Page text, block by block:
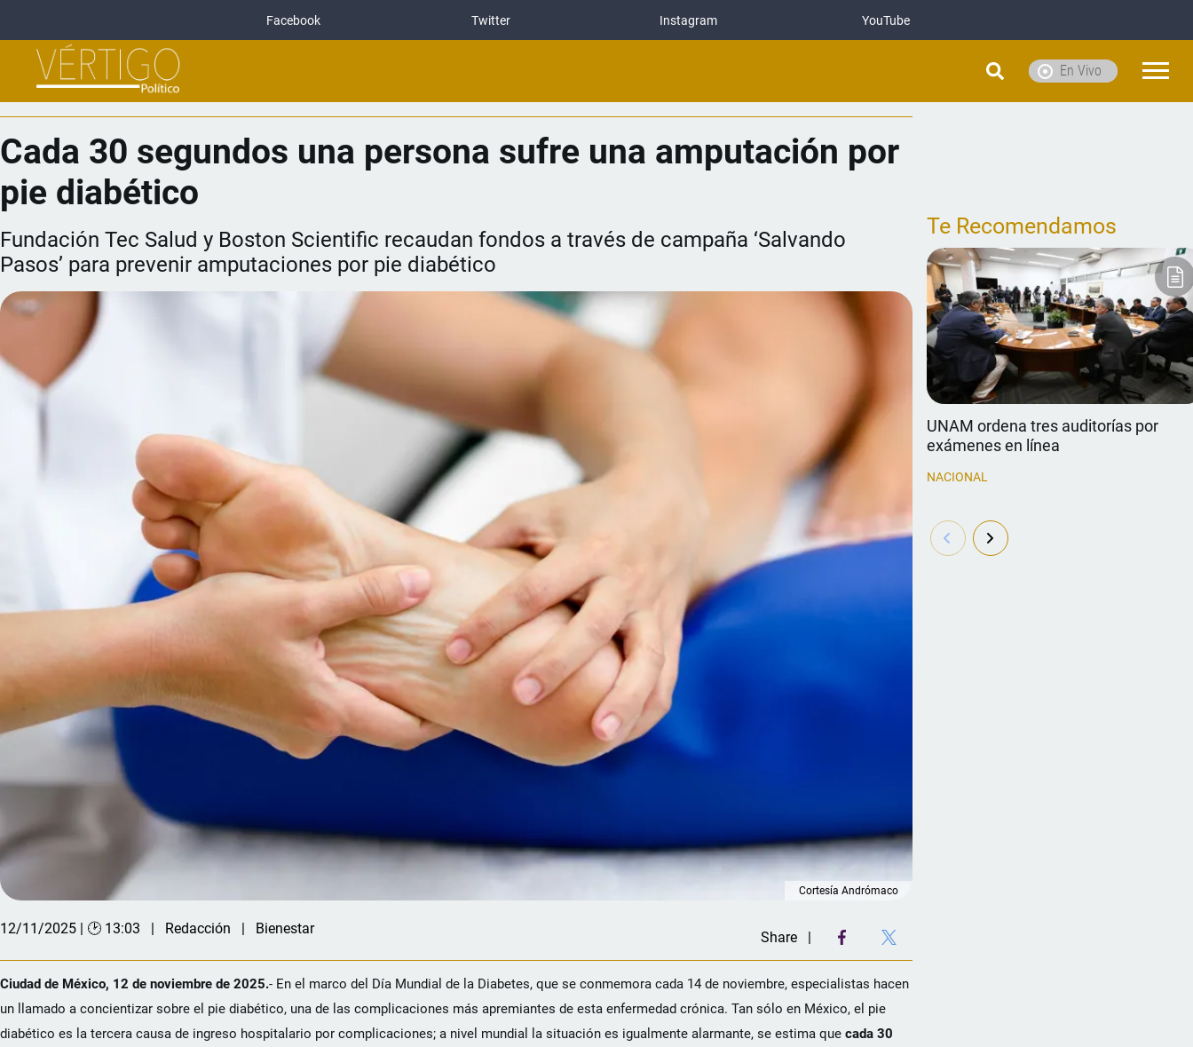
Facebook Twitter Instagram YouTube
En Vivo
Cada 30 segundos una persona sufre una amputación por
pie diabético
Fundación Tec Salud y Boston Scientific recaudan fondos a través de campaña ‘Salvando
Pasos’ para prevenir amputaciones por pie diabético
Cortesía Andrómaco
12/11/2025 | 🕑 13:03 Redacción Bienestar
Share
Ciudad de México, 12 de noviembre de 2025.- En el marco del Día Mundial de la Diabetes, que se conmemora cada 14 de noviembre, especialistas hacen
un llamado a concientizar sobre el pie diabético, una de las complicaciones más apremiantes de esta enfermedad crónica. Tan sólo en México, el pie
diabético es la tercera causa de ingreso hospitalario por complicaciones; a nivel mundial la situación es igualmente alarmante, se estima que cada 30
Te Recomendamos
UNAM ordena tres auditorías por
exámenes en línea
NACIONAL